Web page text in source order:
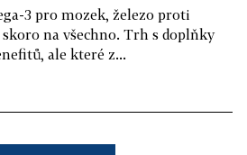
3 pro mozek, železo proti
na všechno. Trh s doplňky
ale které z...